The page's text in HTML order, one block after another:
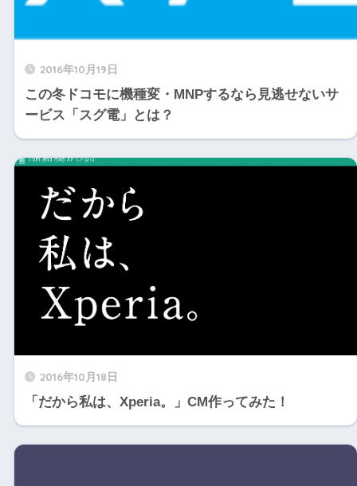
2016年10月19日
この冬ドコモに機種変・MNPするなら見逃せないサ
ービス「スグ電」とは？
2016年10月18日
「だから私は、Xperia。」CM作ってみた！